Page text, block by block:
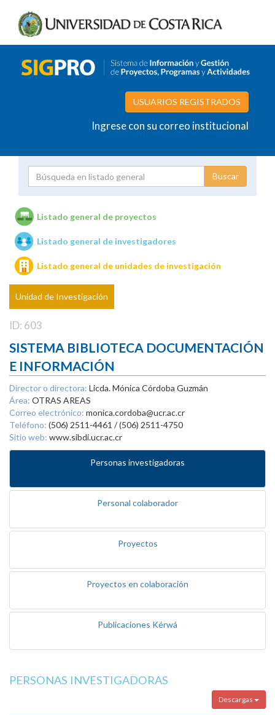
USUARIOS REGISTRADOS
Ingrese con su correo institucional
Unidades de investigación
Listado general de proyectos
Listado general de investigadores
Listado general de unidades de investigación
Unidad de Investigación
ID: 603
SISTEMA BIBLIOTECA DOCUMENTACIÓN
E INFORMACIÓN
Director o directora: Licda. Mónica Córdoba Guzmán
Área: OTRAS AREAS
Correo electrónico: monica.cordoba@ucr.ac.cr
Teléfono: (506) 2511-4461 / (506) 2511-4750
Sitio web: www.sibdi.ucr.ac.cr
Personas investigadoras
Personal colaborador
Proyectos
Proyectos en colaboración
Publicaciones Kérwá
PERSONAS INVESTIGADORAS
Descargas